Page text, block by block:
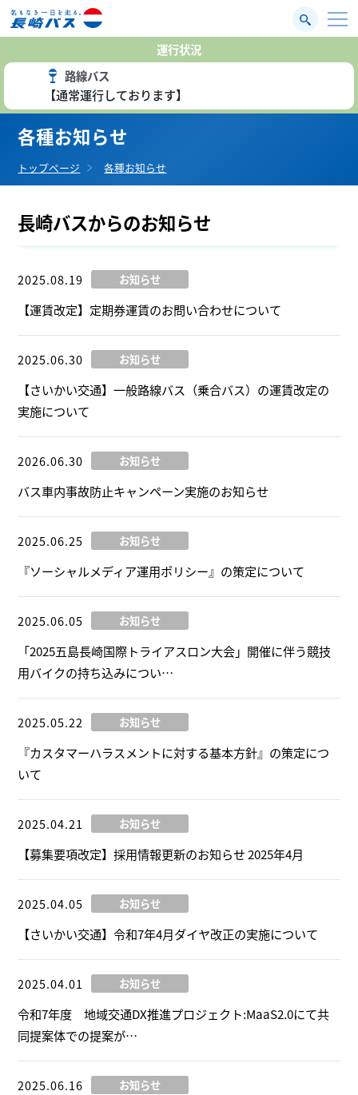
運行状況
路線バス
【通常運行しております】
各種お知らせ
トップページ 各種お知らせ
長崎バスからのお知らせ
2025.08.19 お知らせ
【運賃改定】定期券運賃のお問い合わせについて
2025.06.30 お知らせ
【さいかい交通】一般路線バス（乗合バス）の運賃改定の
実施について
2026.06.30 お知らせ
バス車内事故防止キャンペーン実施のお知らせ
2025.06.25 お知らせ
『ソーシャルメディア運用ポリシー』の策定について
2025.06.05 お知らせ
「2025五島長崎国際トライアスロン大会」開催に伴う競技
用バイクの持ち込みについ…
2025.05.22 お知らせ
『カスタマーハラスメントに対する基本方針』の策定につ
いて
2025.04.21 お知らせ
【募集要項改定】採用情報更新のお知らせ 2025年4月
2025.04.05 お知らせ
【さいかい交通】令和7年4月ダイヤ改正の実施について
2025.04.01 お知らせ
令和7年度 地域交通DX推進プロジェクト:MaaS2.0にて共
同提案体での提案が…
2025.06.16 お知らせ